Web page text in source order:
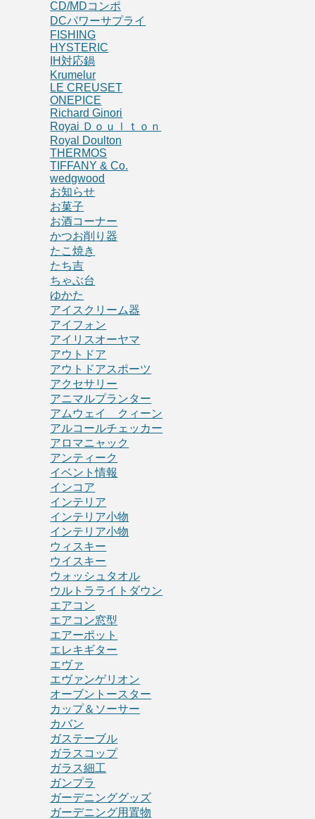
CD/MDコンポ
DCパワーサプライ
FISHING
HYSTERIC
IH対応鍋
Krumelur
LE CREUSET
ONEPICE
Richard Ginori
Royai Ｄｏｕｌｔｏｎ
Royal Doulton
THERMOS
TIFFANY & Co.
wedgwood
お知らせ
お菓子
お酒コーナー
かつお削り器
たこ焼き
たち吉
ちゃぶ台
ゆかた
アイスクリーム器
アイフォン
アイリスオーヤマ
アウトドア
アウトドアスポーツ
アクセサリー
アニマルプランター
アムウェイ クィーン
アルコールチェッカー
アロマニャック
アンティーク
イベント情報
インコア
インテリア
インテリア小物
インテリア小物
ウィスキー
ウイスキー
ウォッシュタオル
ウルトラライトダウン
エアコン
エアコン窓型
エアーポット
エレキギター
エヴァ
エヴァンゲリオン
オーブントースター
カップ＆ソーサー
カバン
ガステーブル
ガラスコップ
ガラス細工
ガンプラ
ガーデニンググッズ
ガーデニング用置物